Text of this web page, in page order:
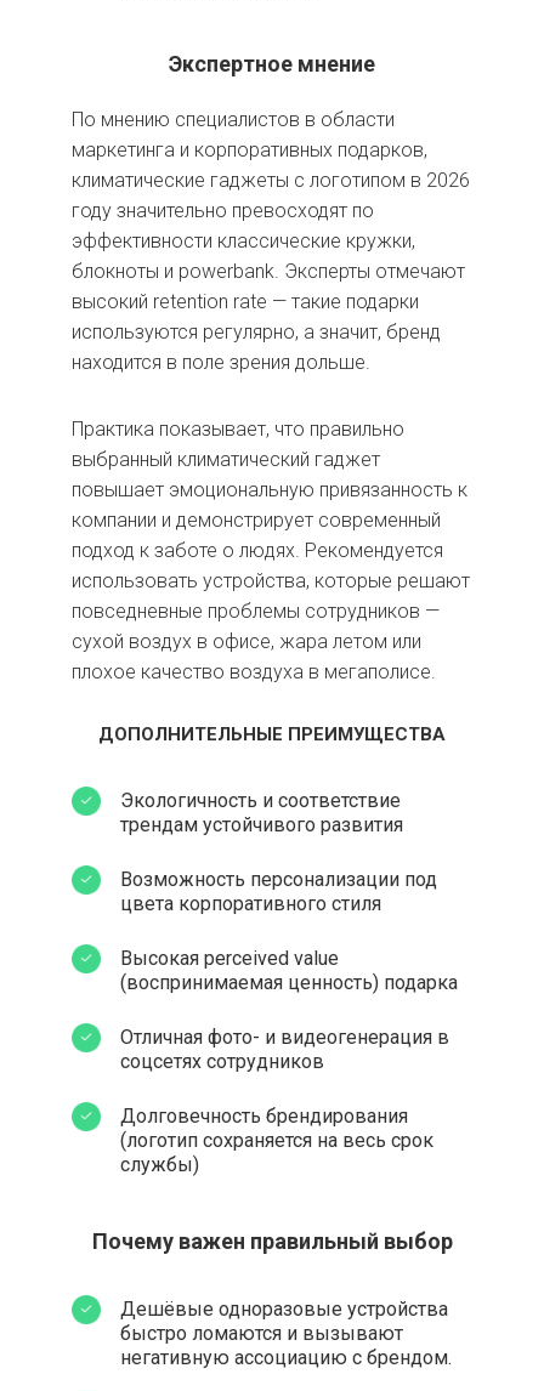
Экспертное мнение
По мнению специалистов в области
маркетинга и корпоративных подарков,
климатические гаджеты с логотипом в 2026
году значительно превосходят по
эффективности классические кружки,
блокноты и powerbank. Эксперты отмечают
высокий retention rate — такие подарки
используются регулярно, а значит, бренд
находится в поле зрения дольше.
Практика показывает, что правильно
выбранный климатический гаджет
повышает эмоциональную привязанность к
компании и демонстрирует современный
подход к заботе о людях. Рекомендуется
использовать устройства, которые решают
повседневные проблемы сотрудников —
сухой воздух в офисе, жара летом или
плохое качество воздуха в мегаполисе.
ДОПОЛНИТЕЛЬНЫЕ ПРЕИМУЩЕСТВА
Экологичность и соответствие
трендам устойчивого развития
Возможность персонализации под
цвета корпоративного стиля
Высокая perceived value
(воспринимаемая ценность) подарка
Отличная фото- и видеогенерация в
соцсетях сотрудников
Долговечность брендирования
(логотип сохраняется на весь срок
службы)
Почему важен правильный выбор
Дешёвые одноразовые устройства
быстро ломаются и вызывают
негативную ассоциацию с брендом.